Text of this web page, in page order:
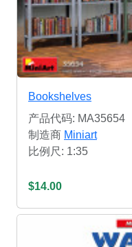
Bookshelves
产品代码: MA35654
制造商 Miniart
比例尺: 1:35
$14.00